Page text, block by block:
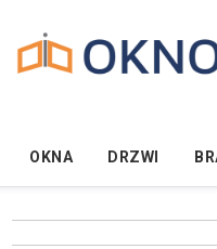
OKNA DRZWI